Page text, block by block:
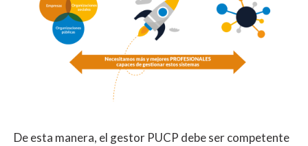
De esta manera, el gestor PUCP debe ser competente